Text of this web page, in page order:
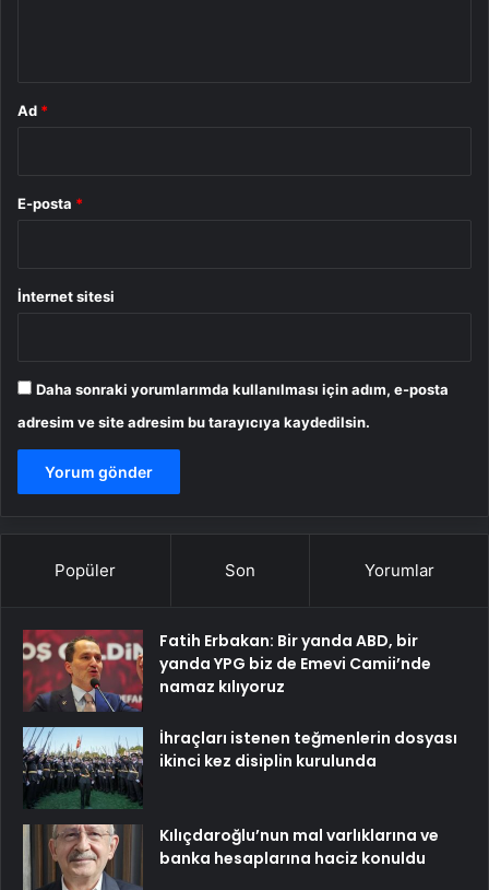
Ad *
E-posta *
İnternet sitesi
Daha sonraki yorumlarımda kullanılması için adım, e-posta
adresim ve site adresim bu tarayıcıya kaydedilsin.
Popüler Son Yorumlar
Fatih Erbakan: Bir yanda ABD, bir
yanda YPG biz de Emevi Camii’nde
namaz kılıyoruz
İhraçları istenen teğmenlerin dosyası
ikinci kez disiplin kurulunda
Kılıçdaroğlu’nun mal varlıklarına ve
banka hesaplarına haciz konuldu